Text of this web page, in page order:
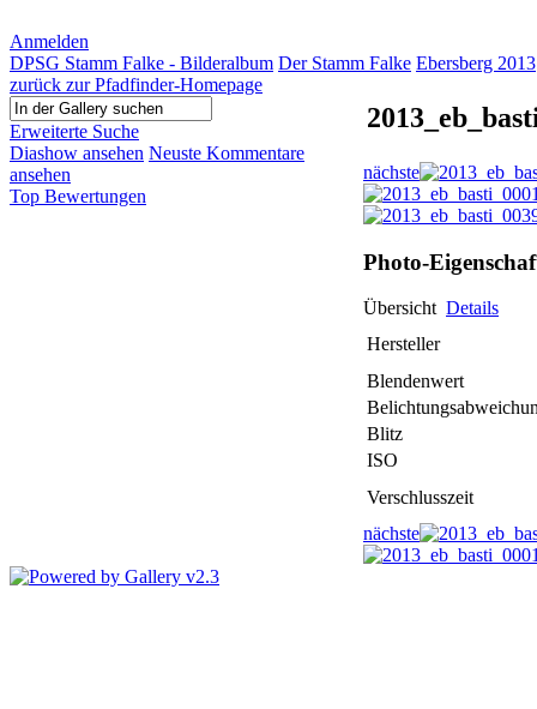
Anmelden
DPSG Stamm Falke - Bilderalbum Der Stamm Falke Ebersberg 2013
zurück zur Pfadfinder-Homepage
Erweiterte Suche
Diashow ansehen Neuste Kommentare
ansehen
Top Bewertungen
nächste
Photo-
Übersicht Details
Hersteller
Blendenwert
Blitz
ISO
Verschlusszeit
nächste